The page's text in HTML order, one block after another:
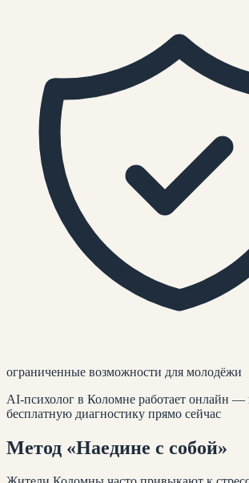
ограниченные возможности для молодёжи
AI-психолог в Коломне работает онлайн —
бесплатную диагностику прямо сейчас
Метод «Наедине с собой»